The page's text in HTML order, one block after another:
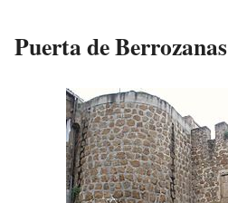
Puerta de Berrozanas